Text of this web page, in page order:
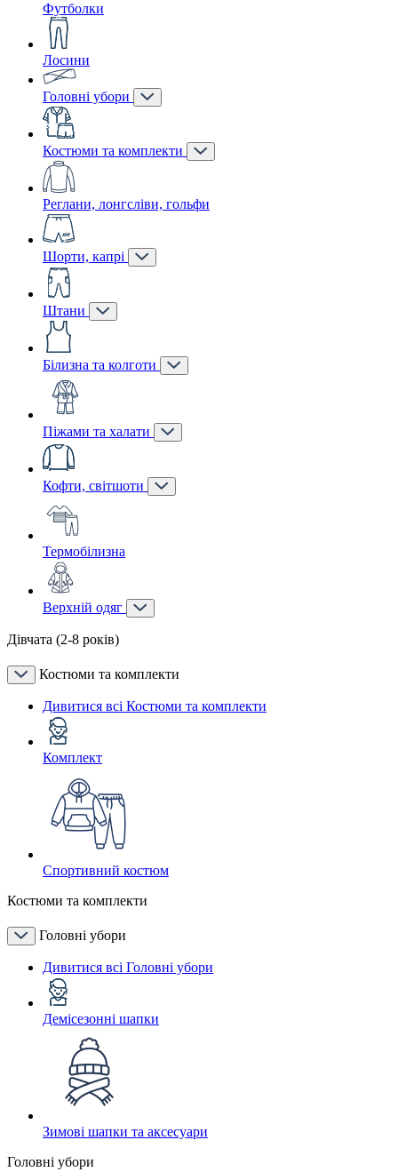
Футболки
Лосини
Головні убори
Костюми та комплекти
Реглани, лонгсліви, гольфи
Шорти, капрі
Штани
Білизна та колготи
Піжами та халати
Кофти, світшоти
Термобілизна
Верхній одяг
Дівчата (2-8 років)
Костюми та комплекти
Дивитися всі Костюми та комплекти
Комплект
Спортивний костюм
Костюми та комплекти
Головні убори
Дивитися всі Головні убори
Демісезонні шапки
Зимові шапки та аксесуари
Головні убори